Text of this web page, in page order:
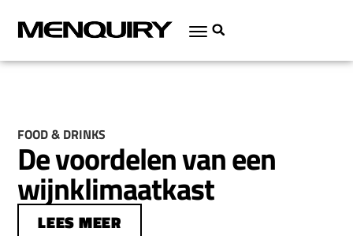
FOOD & DRINKS
De voordelen van een
wijnklimaatkast
LEES MEER